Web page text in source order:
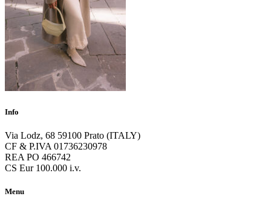
Info
Via Lodz, 68 59100 Prato (ITALY)
CF & P.IVA 01736230978
REA PO 466742
CS Eur 100.000 i.v.
Menu